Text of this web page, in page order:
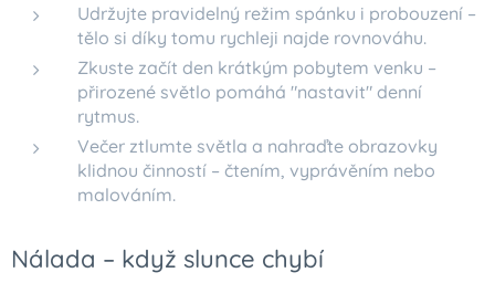
Udržujte pravidelný režim spánku i probouzení –
tělo si díky tomu rychleji najde rovnováhu.
Zkuste začít den krátkým pobytem venku –
přirozené světlo pomáhá "nastavit" denní
rytmus.
Večer ztlumte světla a nahraďte obrazovky
klidnou činností – čtením, vyprávěním nebo
malováním.
Nálada – když slunce chybí